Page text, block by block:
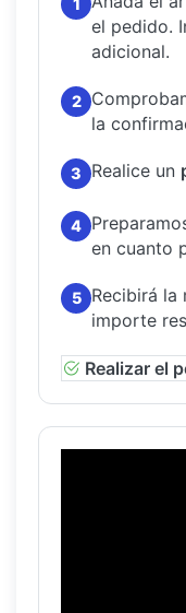
el pedido.
adicional.
2
la
3 Realice un
4
en cuanto
5
Recibirá la
importe
Realizar el